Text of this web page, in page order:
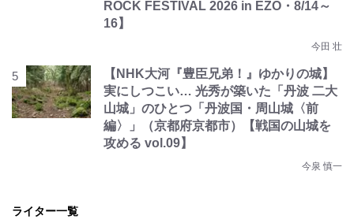
ROCK FESTIVAL 2026 in EZO・8/14～
16】
今田 壮
【NHK大河『豊臣兄弟！』ゆかりの城】
実にしつこい… 光秀が築いた「丹波 二大
山城」のひとつ「丹波国・周山城〈前
編〉」（京都府京都市）【戦国の山城を
攻める vol.09】
今泉 慎一
ライター一覧